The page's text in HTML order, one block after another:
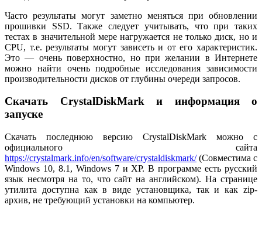
Часто результаты могут заметно меняться при обновлении
прошивки SSD. Также следует учитывать, что при таких
тестах в значительной мере нагружается не только диск, но и
CPU, т.е. результаты могут зависеть и от его характеристик.
Это — очень поверхностно, но при желании в Интернете
можно найти очень подробные исследования зависимости
производительности дисков от глубины очереди запросов.
Скачать CrystalDiskMark и информация о
запуске
Скачать последнюю версию CrystalDiskMark можно с
официального сайта
https://crystalmark.info/en/software/crystaldiskmark/(Совместима с
Windows 10, 8.1, Windows 7 и XP. В программе есть русский
язык несмотря на то, что сайт на английском). На странице
утилита доступна как в виде установщика, так и как zip-
архив, не требующий установки на компьютер.